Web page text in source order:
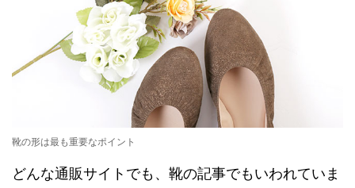
靴の形は最も重要なポイント
どんな通販サイトでも、靴の記事でもいわれていま